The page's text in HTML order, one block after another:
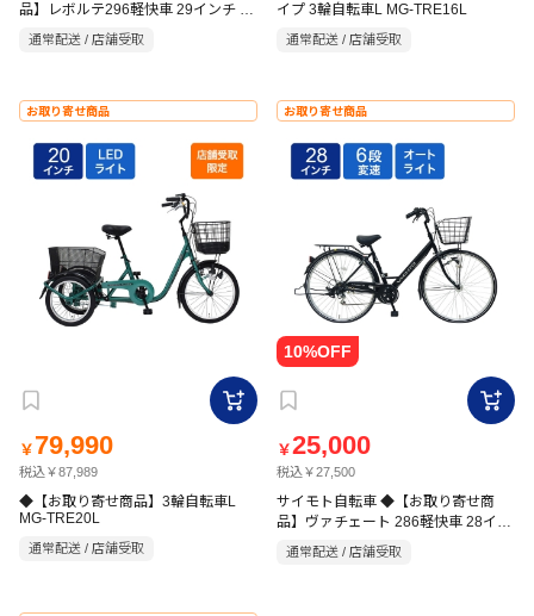
品】レボルテ296軽快車 29インチ 6
段 HD
通常配送 / 店舗受取
イプ 3輪自転車L MG-TRE16L
通常配送 / 店舗受取
お取り寄せ商品
￥ 79,990
税込￥87,989
◆【お取り寄せ商品】3輪自転車L
MG-TRE20L
通常配送 / 店舗受取
お取り寄せ商品
￥25,000
税込￥27,500
サイモト自転車 ◆【お取り寄せ商
品】ヴァチェート 286軽快車 28イン
チ 6段 HD マットブラック
通常配送 / 店舗受取